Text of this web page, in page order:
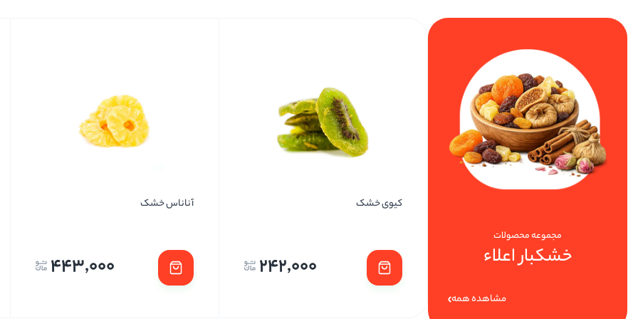
مجموعه محصولات
خشکبار اعلاء
مشاهده همه
228,000
کیوی خشک
242,000
آناناس خشک
443,000